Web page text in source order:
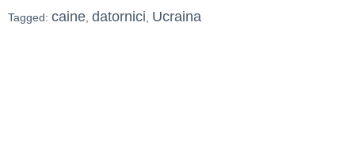
Tagged: caine, datornici, Ucraina